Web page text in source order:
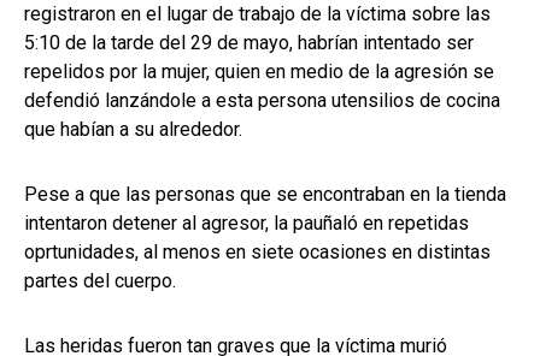
registraron en el lugar de trabajo de la víctima sobre las
5:10 de la tarde del 29 de mayo, habrían intentado ser
repelidos por la mujer, quien en medio de la agresión se
defendió lanzándole a esta persona utensilios de cocina
que habían a su alrededor.
Pese a que las personas que se encontraban en la tienda
intentaron detener al agresor, la pauñaló en repetidas
oprtunidades, al menos en siete ocasiones en distintas
partes del cuerpo.
Las heridas fueron tan graves que la víctima murió